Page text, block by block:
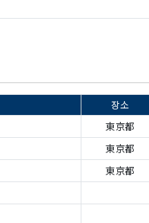
장소
東京都
東京都
東京都